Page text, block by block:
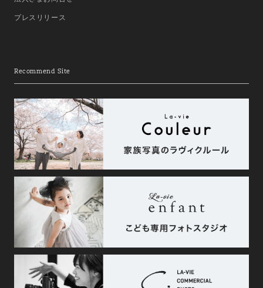
プレスリリース
Recommend Site